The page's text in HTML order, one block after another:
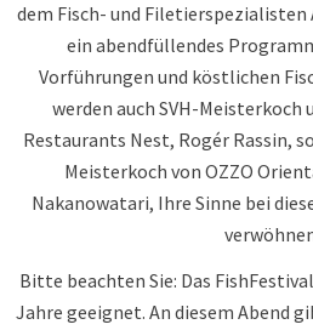
dem Fisch- und
ein abendfüllendes
Vorführungen und köstlichen
werden auch SVH-Meisterkoch
Restaurants Nest, Rogér Rassin,
Meisterkoch von OZZO
Nakanowatari, Ihre Sinne bei
Bitte beachten Sie: Das
Jahre geeignet. An diesem Abend